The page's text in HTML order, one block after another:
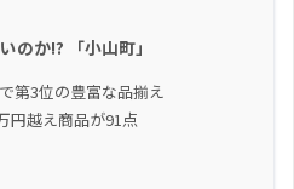
のか!? 「小山町」
第3位の豊富な品揃え
円越え商品が91点